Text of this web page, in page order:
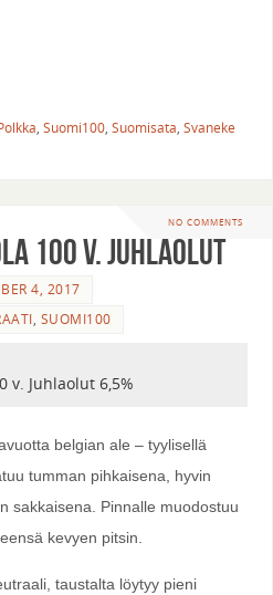
, Suomi100, Suomisata, Svaneke
NO COMMENTS
100 v. Juhlaolut
4, 2017
, SUOMI100
v. Juhlaolut 6,5%
belgian ale – tyylisellä
tumman pihkaisena, hyvin
sakkaisena. Pinnalle muodostuu
kevyen pitsin.
taustalta löytyy pieni